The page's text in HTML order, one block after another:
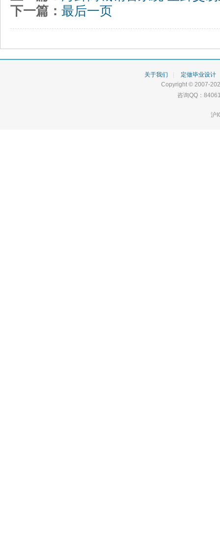
下一篇： 最后一页
关于我们
定做毕业设计
Copyright © 2007-
咨询QQ：
沪